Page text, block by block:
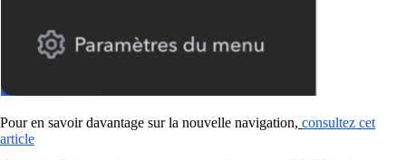
Pour en savoir davantage sur la nouvelle navigation, consultez cet
article